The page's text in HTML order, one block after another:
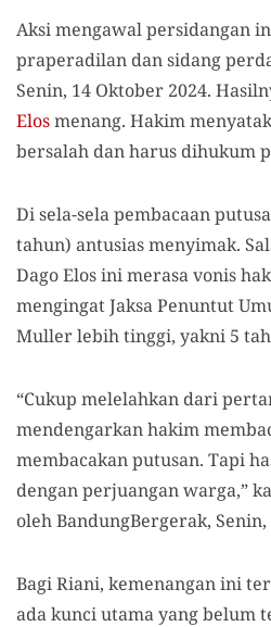
Aksi mengawal persidangan
praperadilan dan sidang
Senin, 14 Oktober 2024.
Elosmenang. Hakim
bersalah dan harus dihukum
Di sela-sela pembacaan
tahun) antusias menyimak.
Dago Elos ini merasa vonis
mengingat Jaksa Penuntut
Muller lebih tinggi, yakni 5
“Cukup melelahkan dari
mendengarkan hakim
membacakan putusan. Tapi
dengan perjuangan warga,”
oleh BandungBergerak,
Bagi Riani, kemenangan ini
ada kunci utama yang belum